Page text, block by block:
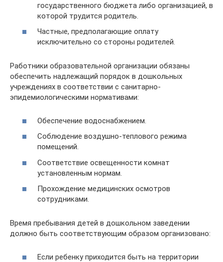
государственного бюджета либо организацией, в
которой трудится родитель.
Частные, предполагающие оплату
исключительно со стороны родителей.
Работники образовательной организации обязаны
обеспечить надлежащий порядок в дошкольных
учреждениях в соответствии с санитарно-
эпидемиологическими нормативами:
Обеспечение водоснабжением.
Соблюдение воздушно-теплового режима
помещений.
Соответствие освещенности комнат
установленным нормам.
Прохождение медицинских осмотров
сотрудниками.
Время пребывания детей в дошкольном заведении
должно быть соответствующим образом организовано:
Если ребенку приходится быть на территории